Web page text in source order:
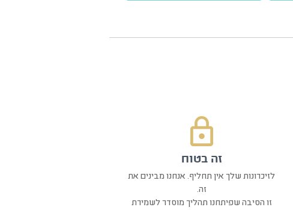
זה בטוח
לזיכרונות שלך אין תחליף. אנחנו מבינים את
זה.
זו הסיבה שפיתחנו תהליך מוסדר לשמירת